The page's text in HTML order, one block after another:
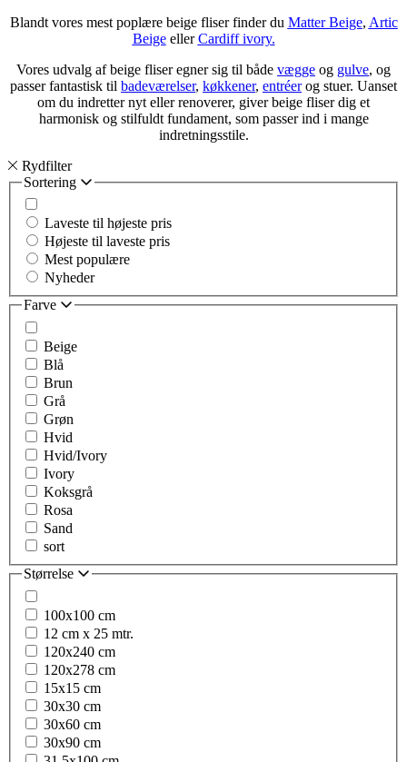
Blandt vores mest poplære beige fliser finder du Matter Beige, Artic
BeigeellerCardiff ivory.
Vores udvalg af beige fliser egner sig til både vægge og gulve, og
passer fantastisk til badeværelser, køkkener, entréerog stuer. Uanset
om du indretter nyt eller renoverer, giver beige fliser dig et
harmonisk og stilfuldt fundament, som passer ind i mange
indretningsstile.
Rydfilter
Sortering
Laveste til højeste pris
Højeste til laveste pris
Mest populære
Nyheder
Farve
Beige
Blå
Brun
Grå
Grøn
Hvid
Hvid/Ivory
Ivory
Koksgrå
Rosa
Sand
sort
Størrelse
100x100 cm
12 cm x 25 mtr.
120x240 cm
120x278 cm
15x15 cm
30x30 cm
30x60 cm
30x90 cm